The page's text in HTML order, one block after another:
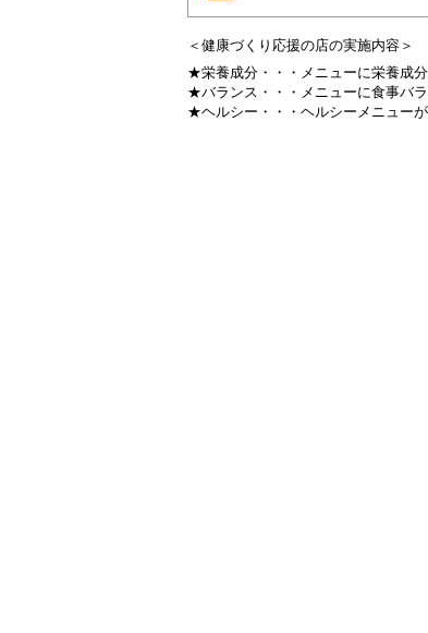
＜健康づくり応援の店の実施内容＞
★栄養成分・・・ メニューに栄養成
★バランス・・・ メニューに食事バ
★ヘルシー・・・ ヘルシーメニュー